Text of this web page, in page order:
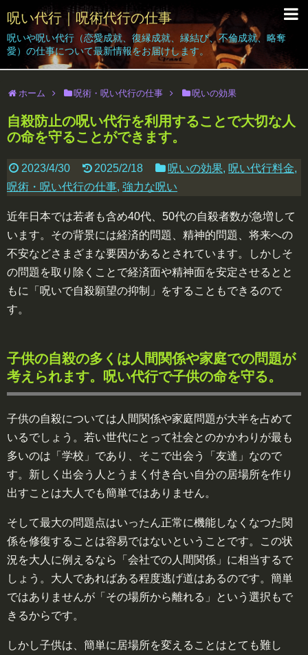
呪い代行｜呪術代行の仕事
呪いや呪い代行（恋愛成就、復縁成就、縁結び、不倫成就、略奪
愛）の仕事について最新情報をお届けします。
ホーム 呪術・呪い代行の仕事 呪いの効果
自殺防止の呪い代行を利用することで大切な人
の命を守ることができます。
2023/4/30 2025/2/18 呪いの効果, 呪い代行料金,
呪術・呪い代行の仕事, 強力な呪い
近年日本では若者も含め40代、50代の自殺者数が急増して
います。その背景には経済的問題、精神的問題、将来への
不安などさまざまな要因があるとされています。しかしそ
の問題を取り除くことで経済面や精神面を安定させるとと
もに「呪いで自殺願望の抑制」をすることもできるので
す。
子供の自殺の多くは人間関係や家庭での問題が
考えられます。呪い代行で子供の命を守る。
子供の自殺については人間関係や家庭問題が大半を占めて
いるでしょう。若い世代にとって社会とのかかわりが最も
多いのは「学校」であり、そこで出会う「友達」なので
す。新しく出会う人とうまく付き合い自分の居場所を作り
出すことは大人でも簡単ではありません。
そして最大の問題点はいったん正常に機能しなくなつた関
係を修復することは容易ではないということです。この状
況を大人に例えるなら「会社での人間関係」に相当するで
しょう。大人であればある程度逃げ道はあるのです。簡単
ではありませんが「その場所から離れる」という選択もで
きるからです。
しかし子供は、簡単に居場所を変えることはとても難し
呪い代行Grant｜Home
呪い代行体験｜効果｜結果報告
呪い代行料金
簡単なお呪い
無料相談受付